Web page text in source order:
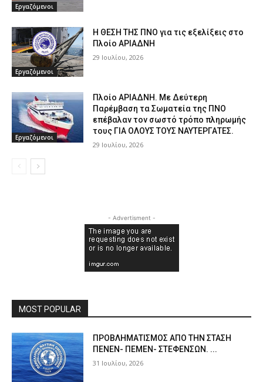
Εργαζόμενοι
Εργαζόμενοι
Η ΘΕΣΗ ΤΗΣ ΠΝΟ για τις εξελίξεις στο
Πλοίο ΑΡΙΑΔΝΗ
29 Ιουλίου, 2026
Εργαζόμενοι
Πλοίο ΑΡΙΑΔΝΗ. Με Δεύτερη
Παρέμβαση τα Σωματεία της ΠΝΟ
επέβαλαν τον σωστό τρόπο πληρωμής
τους ΓΙΑ ΟΛΟΥΣ ΤΟΥΣ ΝΑΥΤΕΡΓΑΤΕΣ.
29 Ιουλίου, 2026
- Advertisment -
MOST POPULAR
ΠPOΒΛΗΜΑΤΙΣΜΟΣ ΑΠΟ ΤΗΝ ΣΤΑΣΗ
ΠΕΝΕΝ- ΠΕΜΕΝ- ΣΤΕΦΕΝΣΩΝ. ...
31 Ιουλίου, 2026